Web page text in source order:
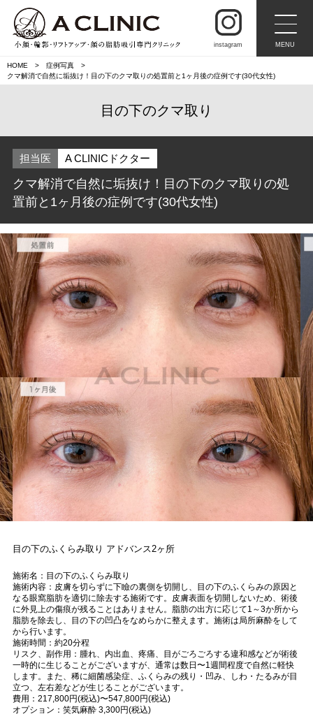
instagram MENU
HOME
症例写真
クマ解消で自然に垢抜け！目の下のクマ取りの処置前と1ヶ月後の症例です(30代女性)
目の下のクマ取り
担当医 A CLINICドクター
クマ解消で自然に垢抜け！目の下のクマ取りの処
置前と1ヶ月後の症例です(30代女性)
目の下のふくらみ取り アドバンス2ヶ所
施術名：目の下のふくらみ取り
施術内容：皮膚を切らずに下瞼の裏側を切開し、目の下のふくらみの原因と
なる眼窩脂肪を適切に除去する施術です。皮膚表面を切開しないため、術後
に外見上の傷痕が残ることはありません。脂肪の出方に応じて1～3か所から
脂肪を除去し、目の下の凹凸をなめらかに整えます。施術は局所麻酔をして
から行います。
施術時間：約20分程
リスク、副作用：腫れ、内出血、疼痛、目がごろごろする違和感などが術後
一時的に生じることがございますが、通常は数日〜1週間程度で自然に軽快
します。また、稀に細菌感染症、ふくらみの残り・凹み、しわ・たるみが目
立つ、左右差などが生じることがございます。
費用：217,800円(税込)〜547,800円(税込)
オプション：笑気麻酔 3,300円(税込)